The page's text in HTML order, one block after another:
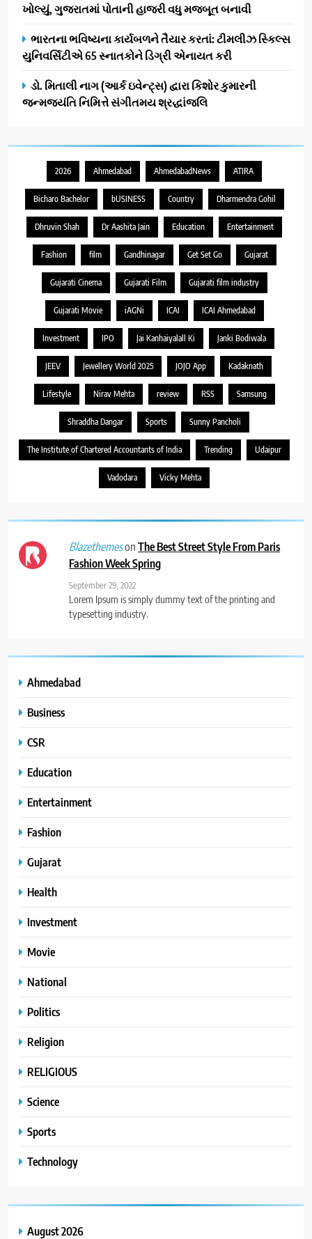
ખોલ્યું, ગુજરાતમાં પોતાની હાજરી વધુ મજબૂત બનાવી
ભારતના ભવિષ્યના કાર્યબળને તૈયાર કરતાં: ટીમલીઝ સ્કિલ્સ
યુનિવર્સિટીએ 65 સ્નાતકોને ડિગ્રી એનાયત કરી
ડો. મિતાલી નાગ (આર્ક ઇવેન્ટ્સ) દ્વારા કિશોર કુમારની
જન્મજયંતિ નિમિત્તે સંગીતમય શ્રદ્ધાંજલિ
2026 Ahmedabad AhmedabadNews ATIRA
Bicharo Bachelor bUSINESS Country Dharmendra Gohil
Dhruvin Shah Dr Aashita Jain Education Entertainment
Fashion film Gandhinagar Get Set Go Gujarat
Gujarati Cinema Gujarati Film Gujarati film industry
Gujarati Movie iAGNi ICAI ICAI Ahmedabad
Investment IPO Jai Kanhaiyalall Ki Janki Bodiwala
JEEV Jewellery World 2025 JOJO App Kadaknath
Lifestyle Nirav Mehta review RSS Samsung
Shraddha Dangar Sports Sunny Pancholi
The Institute of Chartered Accountants of India Trending Udaipur
Vadodara Vicky Mehta
BlazethemesonThe Best Street Style From Paris
Fashion Week Spring
September 29, 2022
Lorem Ipsum is simply dummy text of the printing and
typesetting industry.
Ahmedabad
Business
CSR
Education
Entertainment
Fashion
Gujarat
Health
Investment
Movie
National
Politics
Religion
RELIGIOUS
Science
Sports
Technology
August 2026